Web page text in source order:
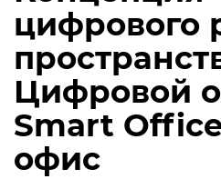
цифрового
Цифровой
Smart
офис